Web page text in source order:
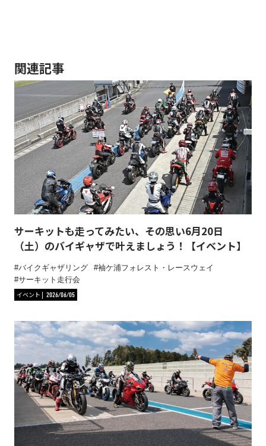
関連記事
サーキットも走ってみたい、その思い6月20日
（土）のバイギャザで叶えましょう！【イベント】
バイクギャザリング
袖ケ浦フォレスト・レースウェイ
サーキット走行会
イベント
2026/06/05